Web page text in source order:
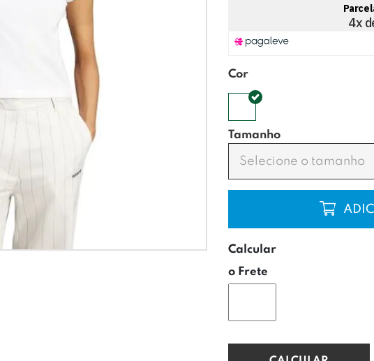
Cor
Tamanho
Selecione o tamanho
Calcular
o Frete